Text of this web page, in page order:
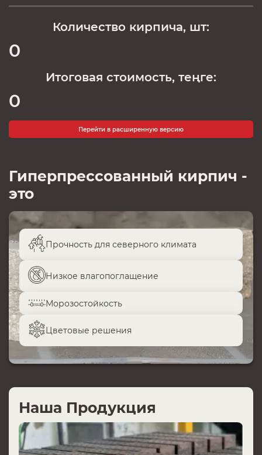
Количество кирпича, шт:
0
Итоговая стоимость, теңге:
0
Перейти в расширенную версию
Гиперпрессованный кирпич -
это
Прочность для северного климата
Низкое влагопоглащение
Морозостойкость
Цветовые решения
Наша Продукция